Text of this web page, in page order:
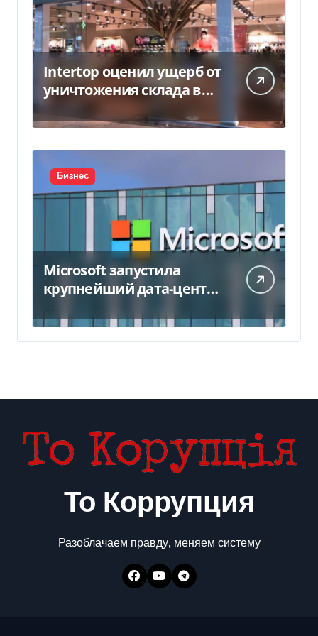
Intertop оценил ущерб от
уничтожения склада в
450 млн грн
Бизнес
Microsoft запустила
крупнейший дата-центр
миллиарда
То Коррупция
Разоблачаем правду, меняем систему